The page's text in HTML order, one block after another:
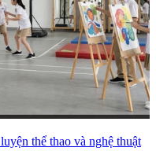
thể thao và nghệ thuật